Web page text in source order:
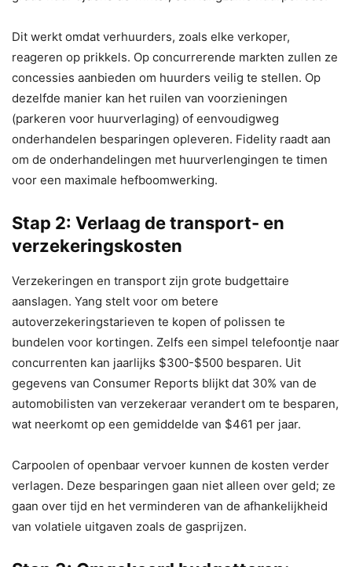
Dit werkt omdat verhuurders, zoals elke verkoper,
reageren op prikkels. Op concurrerende markten zullen ze
concessies aanbieden om huurders veilig te stellen. Op
dezelfde manier kan het ruilen van voorzieningen
(parkeren voor huurverlaging) of eenvoudigweg
onderhandelen besparingen opleveren. Fidelity raadt aan
om de onderhandelingen met huurverlengingen te timen
voor een maximale hefboomwerking.
Stap 2: Verlaag de transport- en
verzekeringskosten
Verzekeringen en transport zijn grote budgettaire
aanslagen. Yang stelt voor om betere
autoverzekeringstarieven te kopen of polissen te
bundelen voor kortingen. Zelfs een simpel telefoontje naar
concurrenten kan jaarlijks $300-$500 besparen. Uit
gegevens van Consumer Reports blijkt dat 30% van de
automobilisten van verzekeraar verandert om te besparen,
wat neerkomt op een gemiddelde van $461 per jaar.
Carpoolen of openbaar vervoer kunnen de kosten verder
verlagen. Deze besparingen gaan niet alleen over geld; ze
gaan over tijd en het verminderen van de afhankelijkheid
van volatiele uitgaven zoals de gasprijzen.